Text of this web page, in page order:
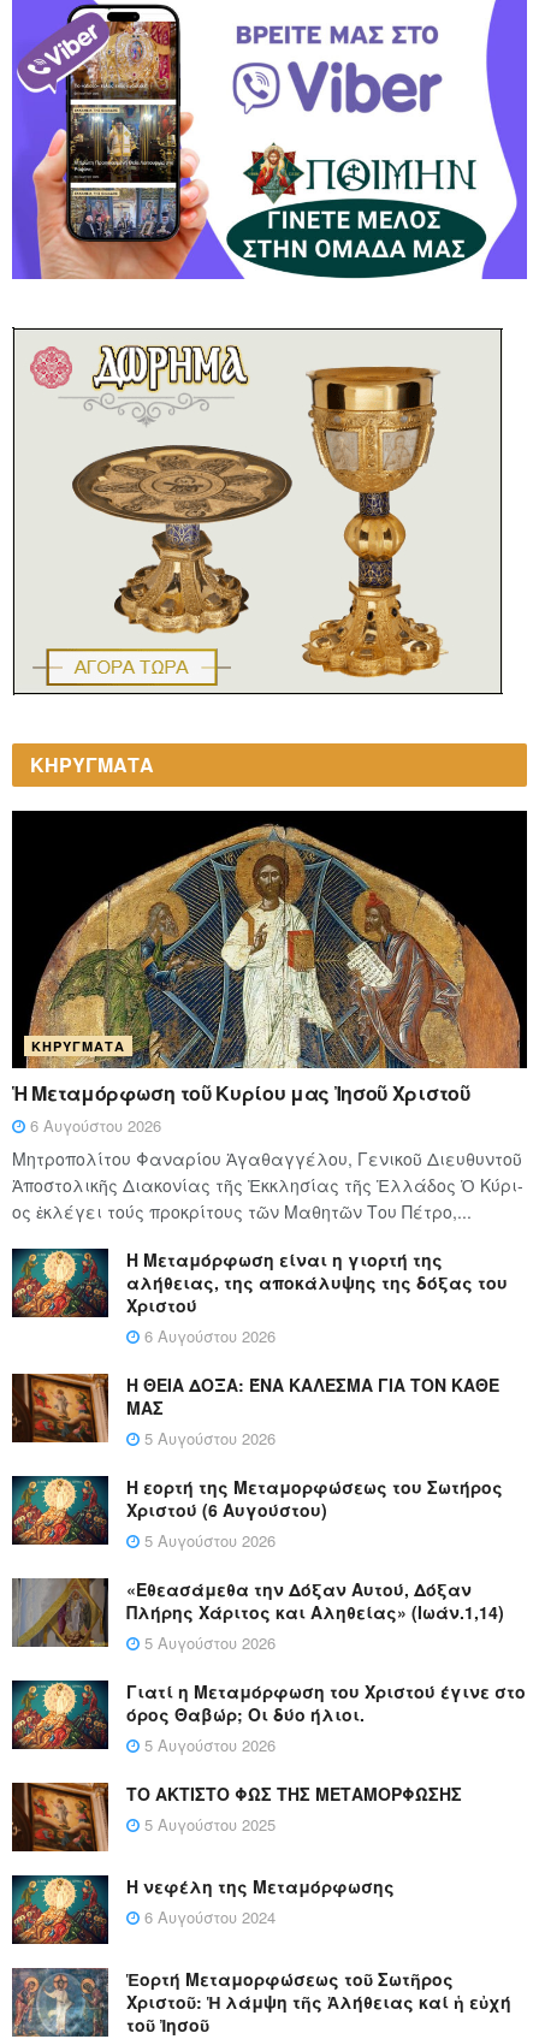
ΚΗΡΥΓΜΑΤΑ
ΚΗΡΎΓΜΑΤΑ
Ἡ Μεταμόρφωση τοῦ Κυρίου μας Ἰησοῦ Χριστοῦ
6 Αυγούστου 2026
Μητροπολίτου Φαναρίου Ἀγαθαγγέλου, Γενικοῦ Διευθυντοῦ
Ἀποστολικῆς Διακονίας τῆς Ἐκκλησίας τῆς Ἑλλάδος Ὁ Κύ­ρι­
ος ἐκλέγει τούς προ­κρί­τους τῶν Μα­θη­τῶν Του Πέ­τρο,...
Η Μεταμόρφωση είναι η γιορτή της
αλήθειας, της αποκάλυψης της δόξας του
Χριστού
6 Αυγούστου 2026
Η ΘΕΙΑ ΔΟΞΑ: ΈΝΑ ΚΑΛΕΣΜΑ ΓΙΑ ΤΟΝ ΚΑΘΕ
ΜΑΣ
5 Αυγούστου 2026
Η εορτή της Μεταμορφώσεως του Σωτήρος
Χριστού (6 Αυγούστου)
5 Αυγούστου 2026
«Εθεασάμεθα την Δόξαν Αυτού, Δόξαν
Πλήρης Χάριτος και Αληθείας» (Ιωάν.1,14)
5 Αυγούστου 2026
Γιατί η Μεταμόρφωση του Χριστού έγινε στο
όρος Θαβώρ; Οι δύο ήλιοι.
5 Αυγούστου 2026
ΤΟ ΑΚΤΙΣΤΟ ΦΩΣ ΤΗΣ ΜΕΤΑΜΟΡΦΩΣΗΣ
5 Αυγούστου 2025
Η νεφέλη της Μεταμόρφωσης
6 Αυγούστου 2024
Ἑορτή Μεταμορφώσεως τοῦ Σωτῆρος
Χριστοῦ: Ἡ λάμψη τῆς Ἀλήθειας καί ἡ εὐχή
τοῦ Ἰησοῦ